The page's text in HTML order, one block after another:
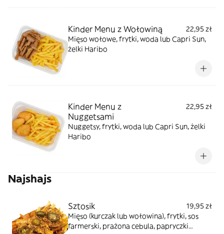
Kinder Menu z Wołowiną
22,95 zł
Mięso wołowe, frytki, woda lub Capri Sun,
żelki Haribo
Kinder Menu z
Nuggetsami
22,95 zł
Nuggetsy, frytki, woda lub Capri Sun, żelki
Haribo
Najshajs
Sztosik
19,95 zł
Mięso (kurczak lub wołowina), frytki, sos
farmerski, prażona cebula, papryczki